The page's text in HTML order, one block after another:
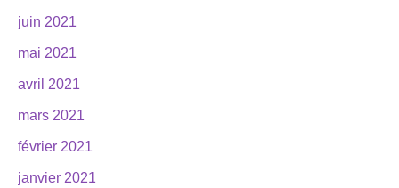
juin 2021
mai 2021
avril 2021
mars 2021
février 2021
janvier 2021